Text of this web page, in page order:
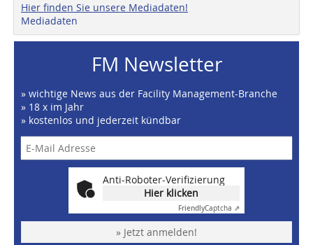
Hier finden Sie unsere Mediadaten!
Mediadaten
FM Newsletter
» wichtige News aus der Facility Management-Branche
» 18 x im Jahr
» kostenlos und jederzeit kündbar
Anti-Roboter-Verifizierung
Hier klicken
FriendlyCaptcha ⇗
» Jetzt anmelden!